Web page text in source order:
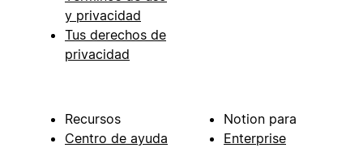
y privacidad
Tus derechos de
privacidad
Recursos
Centro de ayuda
Notion para
Enterprise